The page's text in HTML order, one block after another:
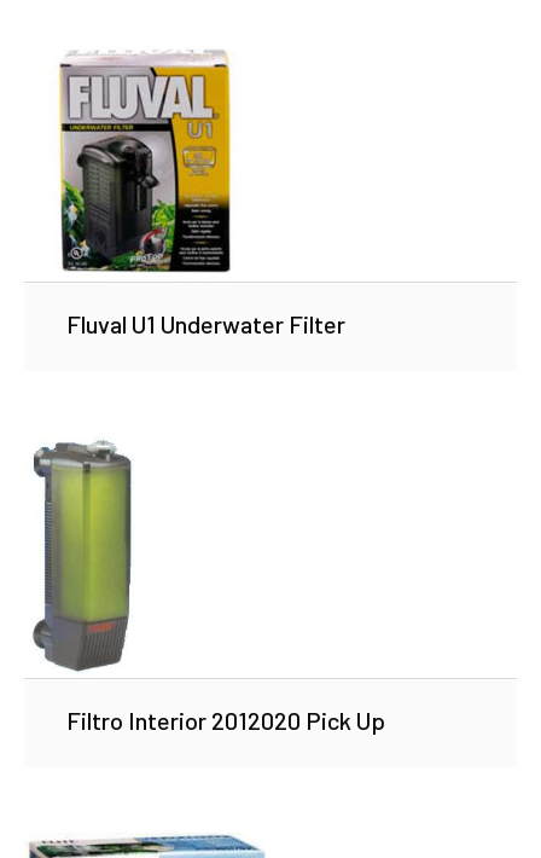
Fluval U1 Underwater Filter
Filtro Interior 2012020 Pick Up